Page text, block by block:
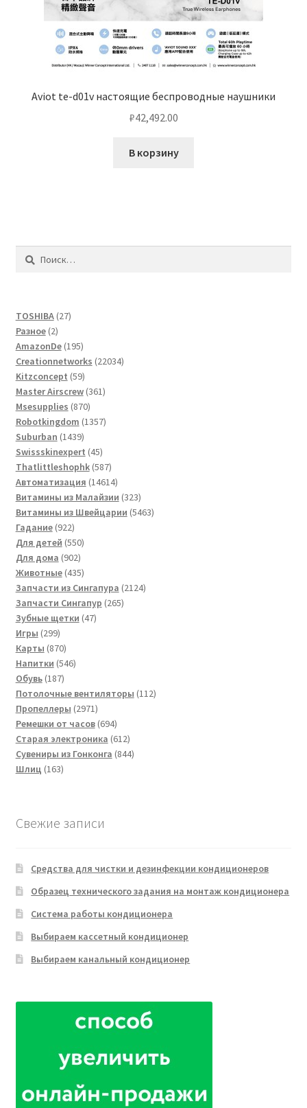
Aviot te-d01v настоящие беспроводные наушники
₽42,492.00
В корзину
Найти:
TOSHIBA 2727
Разное 22
товара
AmazonDe 195195
товаров
Creationnetworks 2203422034
Kitzconcept 5959
товаров
Master Airscrew 361361
Msesupplies 870870
товаров
Robotkingdom 13571357
Suburban 14391439
товаров
Swissskinexpert 4545
товаров
Thatlittleshophk 587587
товаров
Автоматизация 1461414614
товаров
Витамины из Малайзии 323323
товара
Витамины из Швейцарии 54635463
Гадание 922922
товара
Для детей 550550
Для дома 902902
товара
Животные 435435
товаров
Запчасти из Сингапура 21242124
Запчасти Сингапур 265265
Зубные щетки 4747
Игры 299299
товаров
Карты 870870
товаров
Напитки 546546
Обувь 187187
товаров
Потолочные вентиляторы 112112
Пропеллеры 29712971
товар
Ремешки от часов 694694
товара
Старая электроника 612612
товаров
Сувениры из Гонконга 844844
Шлиц 163163
Свежие записи
Средства для чистки и дезинфекции кондиционеров
Образец технического задания на монтаж кондиционера
Система работы кондиционера
Выбираем кассетный кондиционер
Выбираем канальный кондиционер